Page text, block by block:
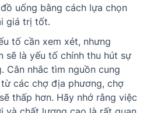
uống bằng cách lựa chọn
giá trị tốt.
tố cần xem xét, nhưng
sẽ là yếu tố chính thu hút sự
Cân nhắc tìm nguồn cung
các chợ địa phương, chợ
thấp hơn. Hãy nhớ rằng việc